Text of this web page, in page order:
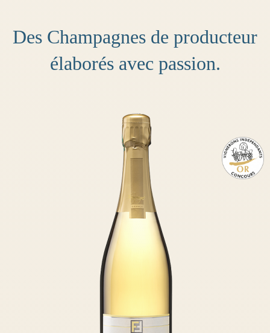
Des Champagnes de producteur
élaborés avec passion.